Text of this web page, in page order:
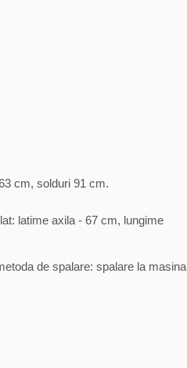
cm, solduri 91 cm.
latime axila - 67 cm, lungime
de spalare: spalare la masina